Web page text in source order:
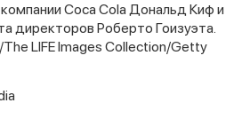
Coca Cola Дональд Киф и
директоров Роберто Гоизуэта.
LIFE Images Collection/Getty